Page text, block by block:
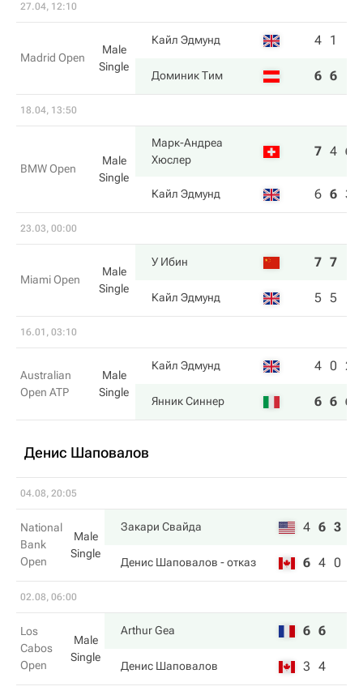
27.04, 12:10
Madrid Open
Male
Single
Кайл Эдмунд 4 1
Доминик Тим 6 6
18.04, 13:50
BMW Open
Male
Single
Марк-Андреа
Хюслер
7 4 6
Кайл Эдмунд 6 6 3
23.03, 00:00
Miami Open
Male
Single
У Ибин 7 7
Кайл Эдмунд 5 5
16.01, 03:10
Australian
Open ATP
Male
Single
Кайл Эдмунд 4 0 2
Янник Синнер 6 6 6
Денис Шаповалов
04.08, 20:05
National
Bank
Open
Male
Single
Закари Свайда 4 6 3
Денис Шаповалов - отказ 6 4 0
02.08, 06:00
Los
Cabos
Open
Male
Single
Arthur Gea 6 6
Денис Шаповалов 3 4